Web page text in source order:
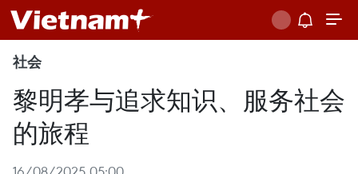
社会
黎明孝与追求知识、服务社会
的旅程